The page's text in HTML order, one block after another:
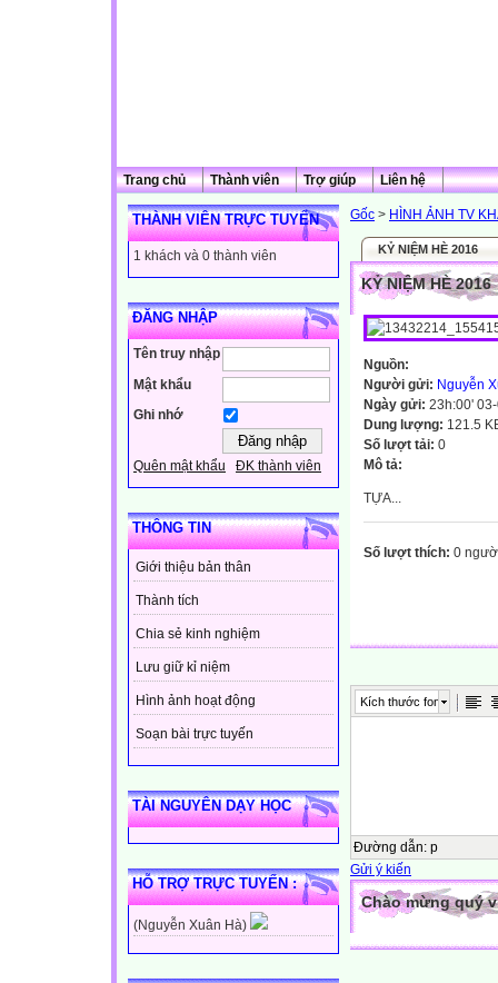
Trang chủ Thành viên Trợ giúp Liên hệ
THÀNH VIÊN TRỰC TUYẾN
1 khách và 0 thành viên
ĐĂNG NHẬP
Tên truy nhập
Mật khẩu
Ghi nhớ
Quên mật khẩu ĐK thành viên
THÔNG TIN
Giới thiệu bản thân
Thành tích
Chia sẻ kinh nghiệm
Lưu giữ kỉ niệm
Hình ảnh hoạt động
Soạn bài trực tuyến
TÀI NGUYÊN DẠY HỌC
HỖ TRỢ TRỰC TUYẾN :
(Nguyễn Xuân Hà)
Gốc > HÌNH ẢNH TV
KỶ NIỆM HÈ 2016
KỶ NIỆM HÈ 2016
Nguồn:
Người gửi: Nguyễn
Ngày gửi: 23h:00'
Dung lượng: 121.5
Số lượt tải: 0
Mô tả:
TỰA...
Số lượt thích: 0
Kích thước font
Đường dẫn: p
Gửi ý kiến
Chào mừng quý